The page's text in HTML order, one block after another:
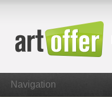
Navigation